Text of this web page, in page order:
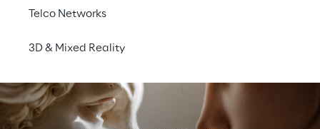
Telco Networks
3D & Mixed Reality
Thinking Machines
Passing the Torch: Meet the
Next Gen